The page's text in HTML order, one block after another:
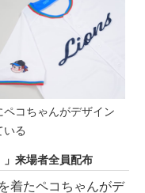
ペコちゃんがデザイン
いる
」来場者全員配布
着たペコちゃんがデ